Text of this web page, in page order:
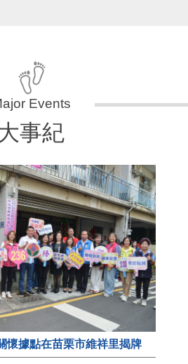
事紀
懷據點在苗栗市維祥里揭牌